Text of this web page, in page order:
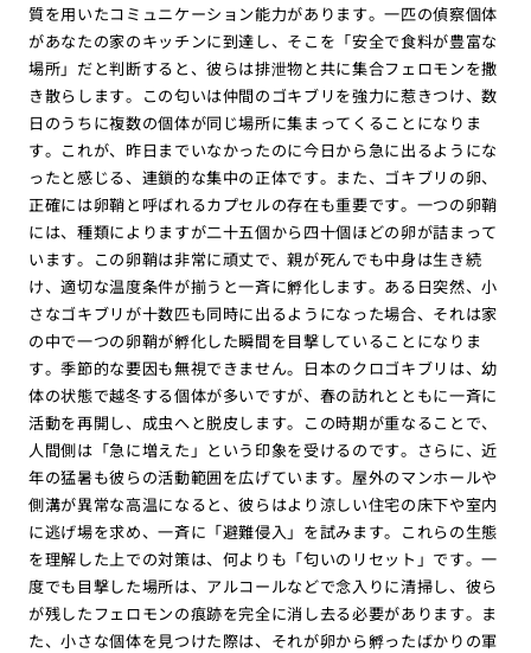
質を用いたコミュニケーション能力があります。一匹の偵察個体
があなたの家のキッチンに到達し、そこを「安全で食料が豊富な
場所」だと判断すると、彼らは排泄物と共に集合フェロモンを撒
き散らします。この匂いは仲間のゴキブリを強力に惹きつけ、数
日のうちに複数の個体が同じ場所に集まってくることになりま
す。これが、昨日までいなかったのに今日から急に出るようにな
ったと感じる、連鎖的な集中の正体です。また、ゴキブリの卵、
正確には卵鞘と呼ばれるカプセルの存在も重要です。一つの卵鞘
には、種類によりますが二十五個から四十個ほどの卵が詰まって
います。この卵鞘は非常に頑丈で、親が死んでも中身は生き続
け、適切な温度条件が揃うと一斉に孵化します。ある日突然、小
さなゴキブリが十数匹も同時に出るようになった場合、それは家
の中で一つの卵鞘が孵化した瞬間を目撃していることになりま
す。季節的な要因も無視できません。日本のクロゴキブリは、幼
体の状態で越冬する個体が多いですが、春の訪れとともに一斉に
活動を再開し、成虫へと脱皮します。この時期が重なることで、
人間側は「急に増えた」という印象を受けるのです。さらに、近
年の猛暑も彼らの活動範囲を広げています。屋外のマンホールや
側溝が異常な高温になると、彼らはより涼しい住宅の床下や室内
に逃げ場を求め、一斉に「避難侵入」を試みます。これらの生態
を理解した上での対策は、何よりも「匂いのリセット」です。一
度でも目撃した場所は、アルコールなどで念入りに清掃し、彼ら
が残したフェロモンの痕跡を完全に消し去る必要があります。ま
た、小さな個体を見つけた際は、それが卵から孵ったばかりの軍